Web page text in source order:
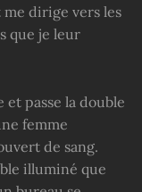
dirige vers les
que je leur
passe la double
femme
de sang.
illuminé que